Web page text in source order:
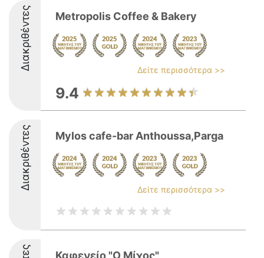
Διακριθέντες Metropolis Coffee & Bakery
Δείτε περισσότερα >>
9.4
Διακριθέντες Mylos cafe-bar Anthoussa,Parga
Δείτε περισσότερα >>
Καφενείο "Ο Μίχος"